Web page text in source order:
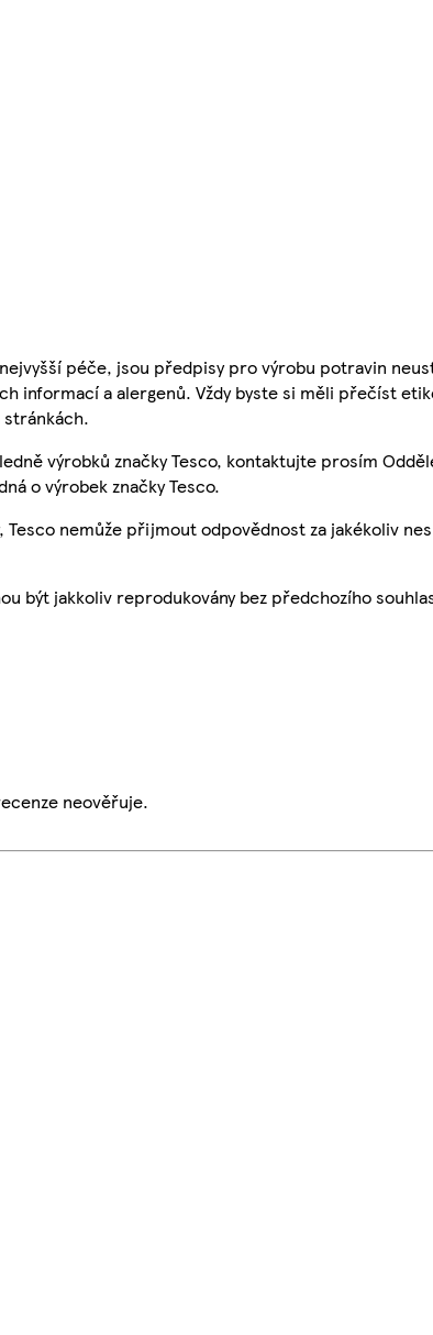
péče, jsou předpisy pro výrobu potravin
informací a alergenů. Vždy byste si měli přečíst
výrobků značky Tesco, kontaktujte prosím
o výrobek značky Tesco.
nemůže přijmout odpovědnost za jakékoliv
být jakkoliv reprodukovány bez předchozího
neověřuje.